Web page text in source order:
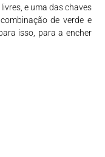
e uma das chaves
de verde e
isso, para a encher